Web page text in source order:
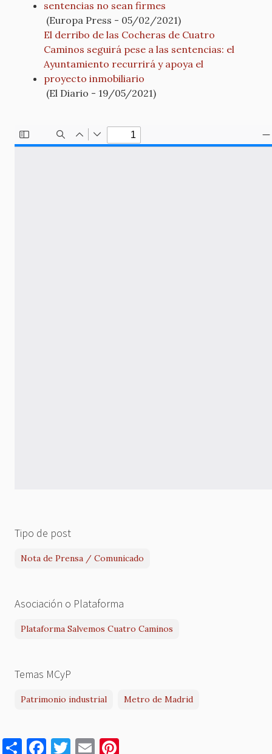
sentencias no sean firmes
(Europa Press - 05/02/2021)
El derribo de las Cocheras de Cuatro
Caminos seguirá pese a las sentencias: el
Ayuntamiento recurrirá y apoya el
proyecto inmobiliario
(El Diario - 19/05/2021)
Tipo de post
Nota de Prensa / Comunicado
Asociación o Plataforma
Plataforma Salvemos Cuatro Caminos
Temas MCyP
Patrimonio industrial Metro de Madrid
S F T E